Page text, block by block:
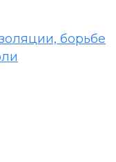
борьбе